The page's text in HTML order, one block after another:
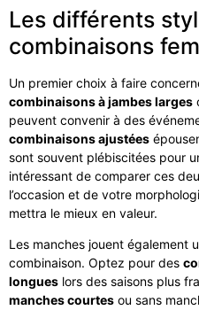
Les différents
combinaisons
Un premier choix à faire
combinaisons à jambes larges
peuvent convenir à des
combinaisons ajustées
sont souvent plébiscitées pour
intéressant de comparer ces
l’occasion et de votre
mettra le mieux en valeur.
Les manches jouent également
combinaison. Optez pour des
longues lors des saisons plus
manches courtes ou sans